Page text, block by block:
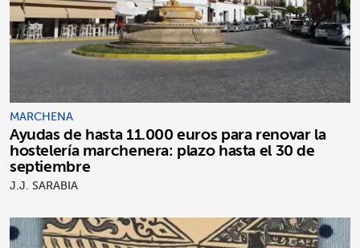
MARCHENA
Ayudas de hasta 11.000 euros para renovar la
hostelería marchenera: plazo hasta el 30 de
septiembre
J.J. SARABIA